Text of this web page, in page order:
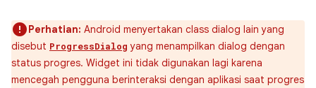
Perhatian: Android menyertakan class dialog lain yang
disebut ProgressDialog yang menampilkan dialog dengan
status progres. Widget ini tidak digunakan lagi karena
mencegah pengguna berinteraksi dengan aplikasi saat progres